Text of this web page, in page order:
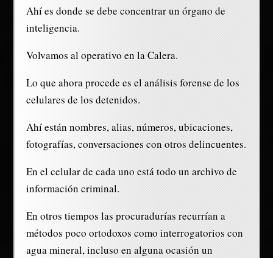
Ahí es donde se debe concentrar un órgano de
inteligencia.
Volvamos al operativo en la Calera.
Lo que ahora procede es el análisis forense de los
celulares de los detenidos.
Ahí están nombres, alias, números, ubicaciones,
fotografías, conversaciones con otros delincuentes.
En el celular de cada uno está todo un archivo de
información criminal.
En otros tiempos las procuradurías recurrían a
métodos poco ortodoxos como interrogatorios con
agua mineral, incluso en alguna ocasión un